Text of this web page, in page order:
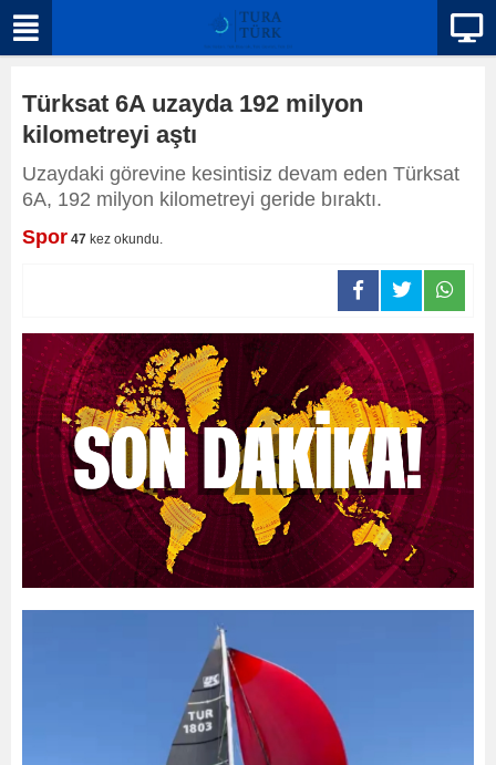
Türksat 6A uzayda 192 milyon
kilometreyi aştı
Uzaydaki görevine kesintisiz devam eden Türksat
6A, 192 milyon kilometreyi geride bıraktı.
Spor 47 kez okundu.